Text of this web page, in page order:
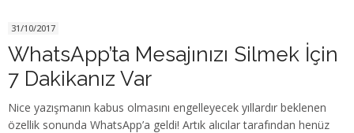
31/10/2017
WhatsApp’ta Mesajınızı Silmek İçin
7 Dakikanız Var
Nice yazışmanın kabus olmasını engelleyecek yıllardır beklenen
özellik sonunda WhatsApp’a geldi! Artık alıcılar tarafından henüz